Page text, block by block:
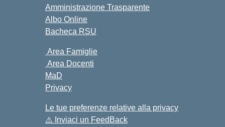
Amministrazione Trasparente
Albo Online
Bacheca RSU
Area Famiglie
Area Docenti
MaD
Privacy
Le tue preferenze relative alla privacy
⚠️ Inviaci un FeedBack